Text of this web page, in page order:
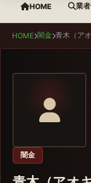
HOME 業
HOME 闇金 青木（アオ
闇金